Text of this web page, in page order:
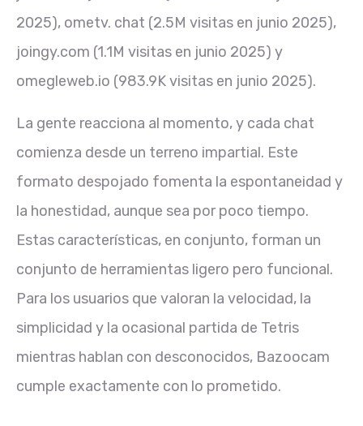
2025), ometv. chat (2.5M visitas en junio 2025),
joingy.com (1.1M visitas en junio 2025) y
omegleweb.io (983.9K visitas en junio 2025).
La gente reacciona al momento, y cada chat
comienza desde un terreno impartial. Este
formato despojado fomenta la espontaneidad y
la honestidad, aunque sea por poco tiempo.
Estas características, en conjunto, forman un
conjunto de herramientas ligero pero funcional.
Para los usuarios que valoran la velocidad, la
simplicidad y la ocasional partida de Tetris
mientras hablan con desconocidos, Bazoocam
cumple exactamente con lo prometido.